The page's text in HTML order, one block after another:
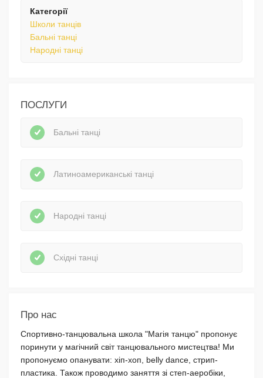
Категорії
Школи танців
Бальні танці
Народні танці
ПОСЛУГИ
Бальні танці
Латиноамериканські танці
Народні танці
Східні танці
Про нас
Спортивно-танцювальна школа "Магія танцю" пропонує
поринути у магічний світ танцювального мистецтва! Ми
пропонуємо опанувати: хіп-хоп, belly dance, стрип-
пластика. Також проводимо заняття зі степ-аеробіки,